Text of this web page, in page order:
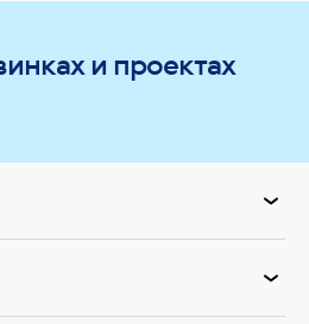
и проектах